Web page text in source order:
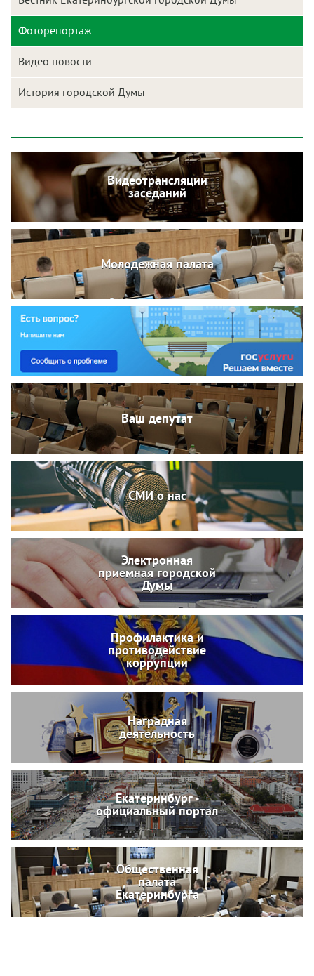
Фоторепортаж
Видео новости
История городской Думы
Видеотрансляции
заседаний
Молодежная палата
Ваш депутат
СМИ о нас
Электронная
приемная городской
Думы
Профилактика и
противодействие
коррупции
Наградная
деятельность
Екатеринбург -
официальный портал
Общественная
палата
Екатеринбурга